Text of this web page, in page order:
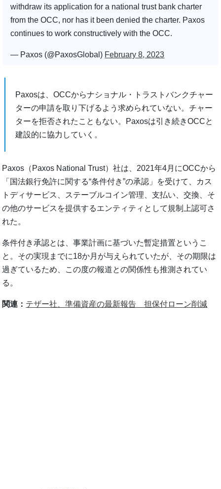
withdraw its application for a national trust bank charter
from the OCC, nor has it been denied the charter. Paxos
continues to work constructively with the OCC.
— Paxos (@PaxosGlobal) February 8, 2023
Paxosは、OCCからナショナル・トラストバンクチャー
ターの申請を取り下げるよう求められていない。チャー
ターを拒否されたこともない。Paxosは引き続きOCCと
建設的に協力していく。
Paxos（Paxos National Trust）社は、2021年4月にOCCから
「国法銀行免許に関する“条件付き”の承認」を受けて、カス
トディサービス、ステーブルコイン管理、支払い、交換、そ
の他のサービスを提供するエンティティとして規制上認可さ
れた。
条件付き承認とは、事業計画に基づいた暫定措置というこ
と。その実現までに18か月が与えられていたが、その期限は
過ぎているため、この度の報道との関係性も推測されてい
る。
関連： テザー社、準備資産の最新報告 担保付ローン削減